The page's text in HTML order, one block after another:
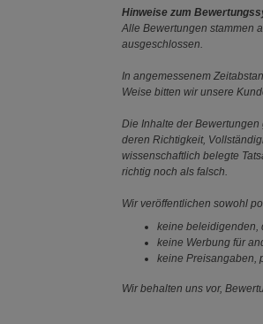
Hinweise zum
Alle Bewertungen stammen
ausgeschlossen.
In angemessenem
Weise bitten wir unsere
Die Inhalte der
deren Richtigkeit,
wissenschaftlich belegte
richtig noch als falsch.
Wir veröffentlichen sowohl
keine beleidigenden,
keine Werbung für
keine Preisangaben,
Wir behalten uns vor,